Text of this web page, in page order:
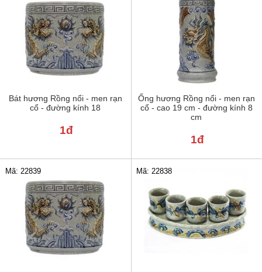
Bát hương Rồng nổi - men rạn
cổ - đường kính 18
1đ
Ống hương Rồng nổi - men rạn
cổ - cao 19 cm - đường kính 8
cm
1đ
Mã: 22839 Mã: 22838